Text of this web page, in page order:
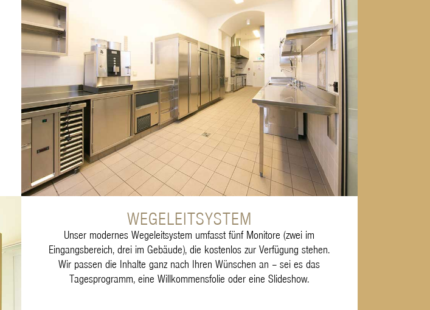
WEGELEITSYSTEM
Unser modernes Wegeleitsystem umfasst fünf Monitore (zwei im
Eingangsbereich, drei im Gebäude), die kostenlos zur Verfügung stehen.
Wir passen die Inhalte ganz nach Ihren Wünschen an – sei es das
Tagesprogramm, eine Willkommensfolie oder eine Slideshow.